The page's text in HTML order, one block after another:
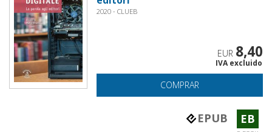
2020 - CLUEB
EUR 8,40
IVA excluido
COMPRAR
EPUB EB